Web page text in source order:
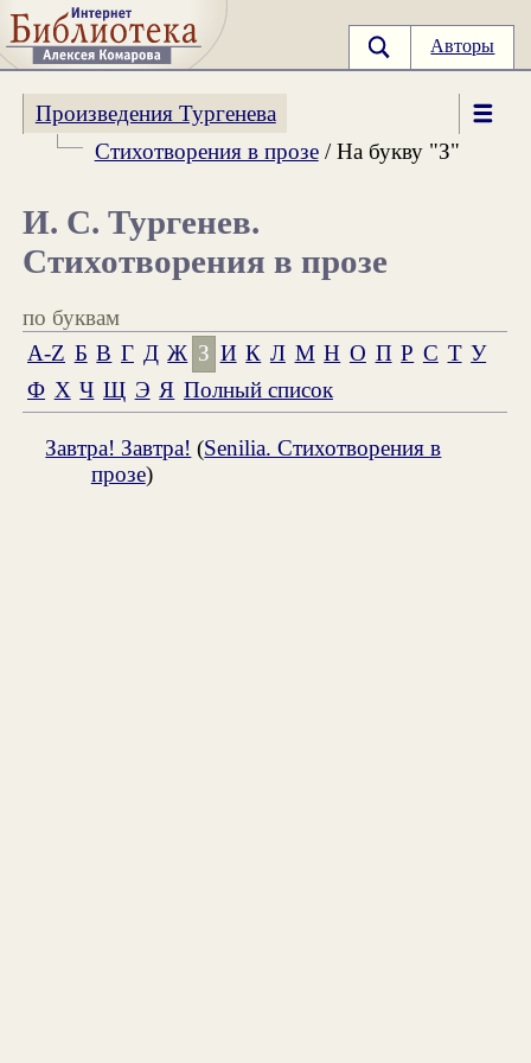
Авторы
Произведения Тургенева
Стихотворения в прозе/ На букву "З"
И. С. Тургенев.
Стихотворения в прозе
по буквам
A-Z Б В Г Д Ж З И К Л М Н О П Р С Т У
Ф Х Ч Щ Э Я Полный список
Завтра! Завтра! (Senilia. Стихотворения в
прозе)